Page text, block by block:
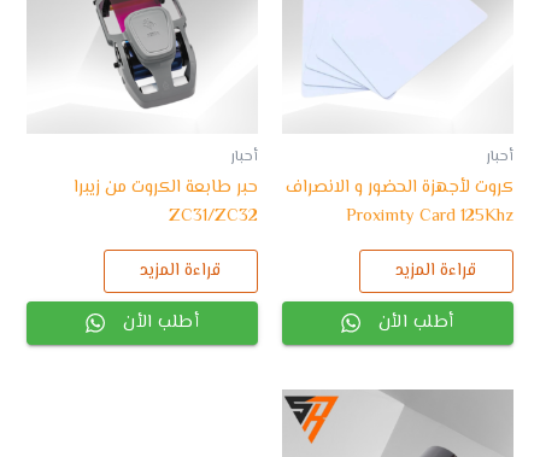
أحبار
كروت لأجهزة الحضور و الانصراف
Proximty Card 125Khz
قراءة المزيد
أطلب الأن
أحبار
حبر طابعة الكروت من زيبرا
ZC31/ZC32
قراءة المزيد
أطلب الأن